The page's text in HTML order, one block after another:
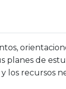
planes de
recursos